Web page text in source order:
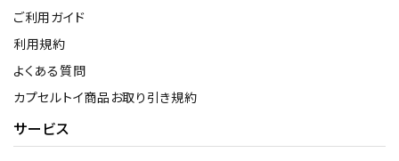
ご利用ガイド
利用規約
よくある質問
カプセルトイ商品お取り引き規約
サービス